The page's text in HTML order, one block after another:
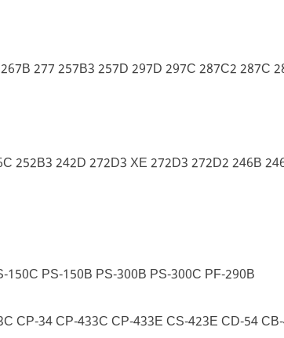
277 257B3 257D 297D 297C 287C2 287C
252B3 242D 272D3 XE 272D3 272D2 246B
PS-150B PS-300B PS-300C PF-290B
CP-34 CP-433C CP-433E CS-423E CD-54